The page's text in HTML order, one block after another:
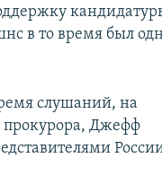
в то время был
слушаний, на
прокурора, Джефф